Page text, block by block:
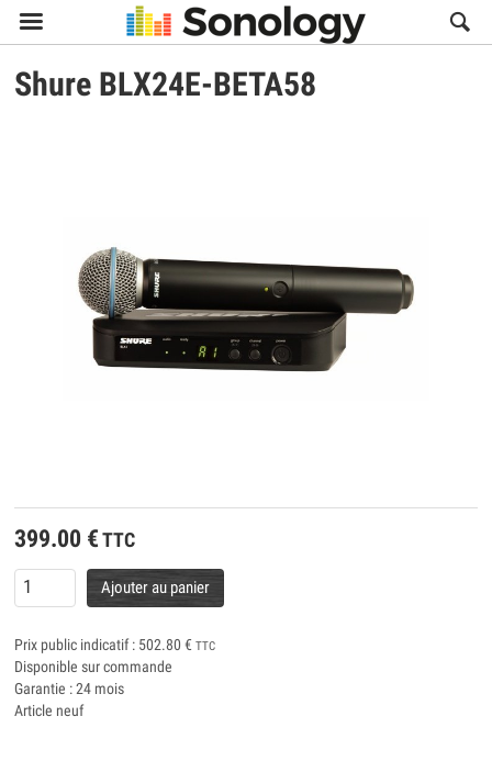

Shure BLX24E-BETA58
399.00 € TTC
Ajouter au panier
Prix public indicatif : 502.80 € TTC
Disponible sur commande
Garantie : 24 mois
Article neuf